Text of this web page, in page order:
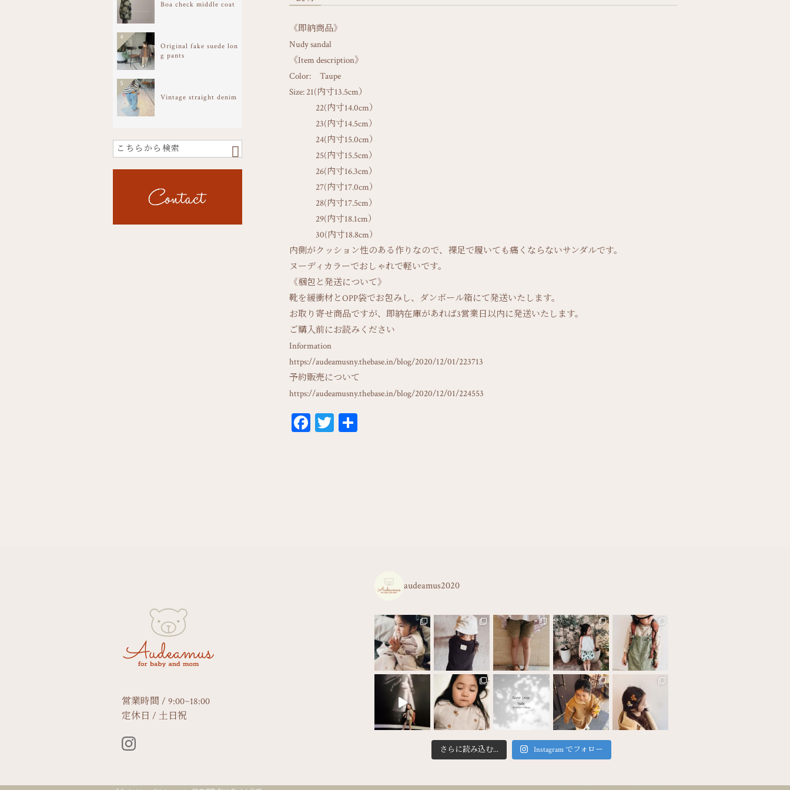
《即納商品》
Nudy sandal
《Item description》
Color: Taupe
Size: 21(内寸13.5cm）
22(内寸14.0cm）
23(内寸14.5cm）
24(内寸15.0cm）
25(内寸15.5cm）
26(内寸16.3cm）
27(内寸17.0cm）
28(内寸17.5cm）
29(内寸18.1cm）
30(内寸18.8cm）
内側がクッション性のある作りなので、裸足で履いても痛くならないサンダルです。
ヌーディカラーでおしゃれで軽いです。
《梱包と発送について》
靴を緩衝材とOPP袋でお包みし、ダンボール箱にて発送いたします。
お取り寄せ商品ですが、即納在庫があれば3営業日以内に発送いたします。
ご購入前にお読みください
Information
https://audeamusny.thebase.in/blog/2020/12/01/223713
予約販売について
https://audeamusny.thebase.in/blog/2020/12/01/224553
Fa T
Boa check middle coat
Original fake suede lon
g pants
4
Vintage straight denim
5
営業時間 / 9:00~18:00
定休日 / 土日祝
audeamus2020
さらに読み込む... Instagram でフォロー